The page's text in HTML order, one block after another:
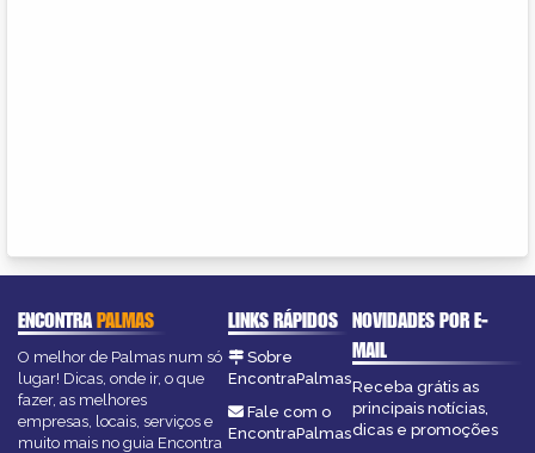
ENCONTRAPALMAS
O melhor de Palmas num só
lugar! Dicas, onde ir, o que
fazer, as melhores
empresas, locais, serviços e
muito mais no guia Encontra
LINKS RÁPIDOS
Sobre
EncontraPalmas
Fale com o
EncontraPalmas
NOVIDADES POR E-
MAIL
Receba grátis as
principais notícias,
dicas e promoções